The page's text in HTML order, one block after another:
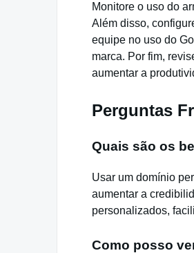
Monitore o uso do
Além disso,
equipe no uso do
marca. Por fim,
aumentar a
Perguntas
Quais são os
Usar um domínio
aumentar a
personalizados,
Como posso